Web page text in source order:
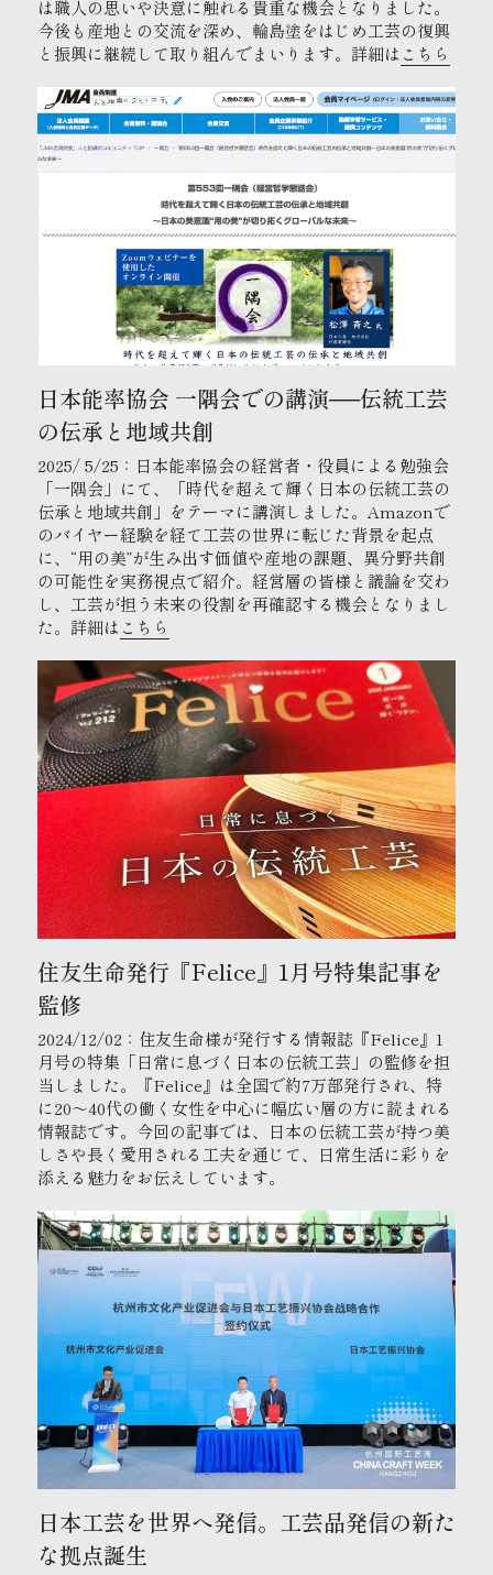
は職人の思いや決意に触れる貴重な機会となりました。
今後も産地との交流を深め、輪島塗をはじめ工芸の復興
と振興に継続して取り組んでまいります。詳細は こちら
日本能率協会 一隅会での講演──伝統工芸
の伝承と地域共創
2025/ 5/25：日本能率協会の経営者・役員による勉強会
「一隅会」にて、「時代を超えて輝く日本の伝統工芸の
伝承と地域共創」をテーマに講演しました。Amazonで
のバイヤー経験を経て工芸の世界に転じた背景を起点
に、“用の美”が生み出す価値や産地の課題、異分野共創
の可能性を実務視点で紹介。経営層の皆様と議論を交わ
し、工芸が担う未来の役割を再確認する機会となりまし
た。詳細は こちら
住友生命発行『Felice』1月号特集記事を
監修
2024/12/02：住友生命様が発行する情報誌『Felice』1
月号の特集「日常に息づく日本の伝統工芸」の監修を担
当しました。『Felice』は全国で約7万部発行され、特
に20～40代の働く女性を中心に幅広い層の方に読まれる
情報誌です。今回の記事では、日本の伝統工芸が持つ美
しさや長く愛用される工夫を通じて、日常生活に彩りを
添える魅力をお伝えしています。
日本工芸を世界へ発信。工芸品発信の新た
な拠点誕生